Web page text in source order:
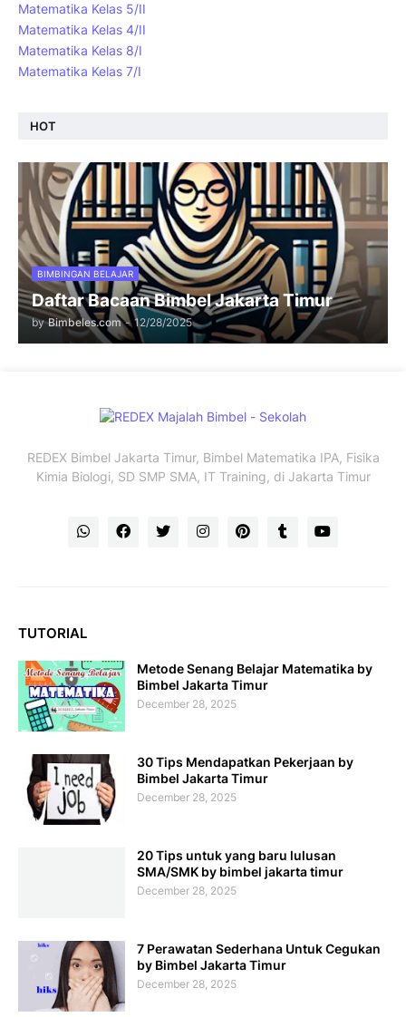
Matematika Kelas 5/II
Matematika Kelas 4/II
Matematika Kelas 8/I
Matematika Kelas 7/I
HOT
BIMBINGAN BELAJAR
Daftar Bacaan Bimbel Jakarta Timur
by Bimbeles.com - 12/28/2025
REDEX Bimbel Jakarta Timur, Bimbel Matematika IPA, Fisika
Kimia Biologi, SD SMP SMA, IT Training, di Jakarta Timur
TUTORIAL
Metode Senang Belajar Matematika by
Bimbel Jakarta Timur
December 28, 2025
30 Tips Mendapatkan Pekerjaan by
Bimbel Jakarta Timur
December 28, 2025
20 Tips untuk yang baru lulusan
SMA/SMK by bimbel jakarta timur
December 28, 2025
7 Perawatan Sederhana Untuk Cegukan
by Bimbel Jakarta Timur
December 28, 2025